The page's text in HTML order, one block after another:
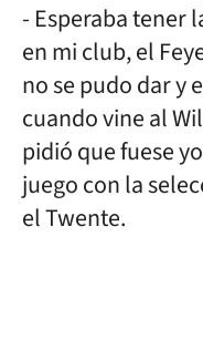
- Esperaba tener
en mi club, el
no se pudo dar y
cuando vine al
pidió que fuese
juego con la
el Twente.